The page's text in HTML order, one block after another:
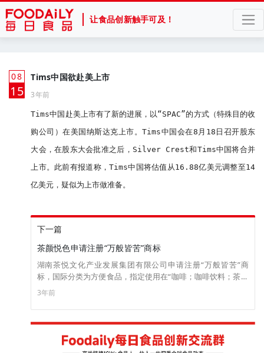
让食品创新触手可及！
08
月
15
Tims中国欲赴美上市
3年前
Tims中国赴美上市有了新的进展，以“SPAC”的方式（特殊目的收
购公司）在美国纳斯达克上市。Tims中国会在8月18日召开股东
大会，在股东大会批准之后，Silver Crest和Tims中国将合并
上市。此前有报道称，Tims中国将估值从16.88亿美元调整至14
亿美元，疑似为上市做准备。
下一篇
茶颜悦色申请注册“万般皆苦”商标
湖南茶悦文化产业发展集团有限公司申请注册“万般皆苦”商
标，国际分类为方便食品，指定使用在“咖啡；咖啡饮料；茶饮
料”等第30类商品上，目前商标状态为注册申请中。
3年前